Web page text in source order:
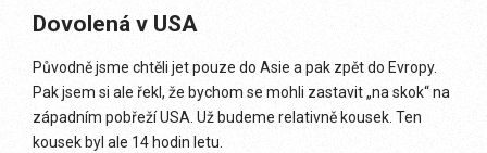
Dovolená v USA
Původně jsme chtěli jet pouze do Asie a pak zpět do Evropy.
Pak jsem si ale řekl, že bychom se mohli zastavit „na skok“ na
západním pobřeží USA. Už budeme relativně kousek. Ten
kousek byl ale 14 hodin letu.